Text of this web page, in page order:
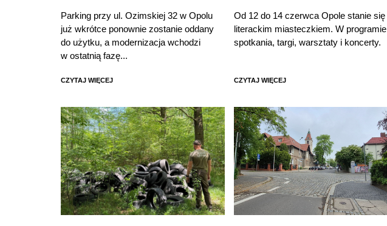
Parking przy ul. Ozimskiej 32 w Opolu
już wkrótce ponownie zostanie oddany
do użytku, a modernizacja wchodzi
w ostatnią fazę...
CZYTAJ WIĘCEJ
Od 12 do 14 czerwca Opole stanie się
literackim miasteczkiem. W programie
spotkania, targi, warsztaty i koncerty.
CZYTAJ WIĘCEJ